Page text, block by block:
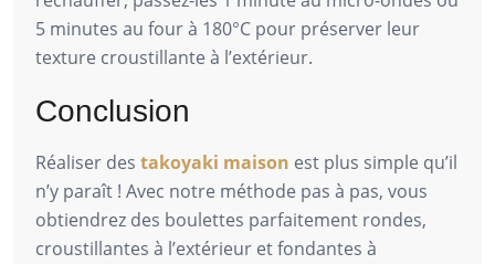
5 minutes au four à 180°C pour préserver leur
texture croustillante à l’extérieur.
Conclusion
Réaliser des takoyaki maison est plus simple qu’il
n’y paraît ! Avec notre méthode pas à pas, vous
obtiendrez des boulettes parfaitement rondes,
croustillantes à l’extérieur et fondantes à